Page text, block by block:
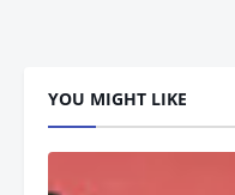
YOU MIGHT LIKE